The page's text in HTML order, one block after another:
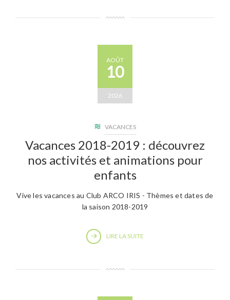
AOÛT
10
2026
VACANCES
Vacances 2018-2019 : découvrez
nos activités et animations pour
enfants
Vive les vacances au Club ARCO IRIS - Thèmes et dates de
la saison 2018-2019
LIRE LA SUITE